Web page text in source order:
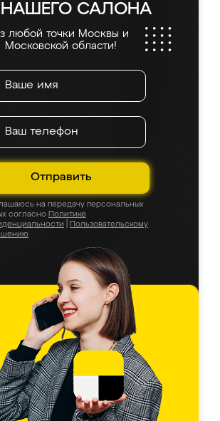
САЛОНА
любой точки Москвы и
Московской области!
Отправить
на передачу персональных
согласно Политике
Пользовательскому